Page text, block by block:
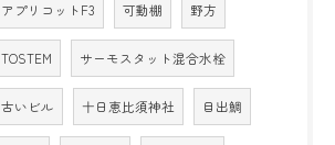
アプリコットF3 可動棚 野方
TOSTEM サーモスタット混合水栓
古いビル 十日恵比須神社 目出鯛